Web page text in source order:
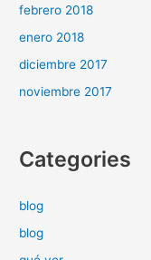
febrero 2018
enero 2018
diciembre 2017
noviembre 2017
Categories
blog
blog